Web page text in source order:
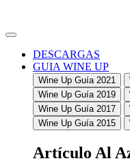
DESCARGAS
GUIA WINE UP
Wine Up Guía 2021
Wine Up Guía 2019
Wine Up Guía 2017
Wine Up Guía 2015
Artículo Al